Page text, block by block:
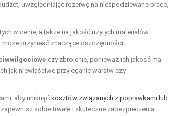
uwzględniając rezerwę na niespodziewane prace,
w cenie, a także na jakość użytych materiałów.
może przynieść znaczące oszczędności.
czy zbrojenie, ponieważ ich jakość ma
jak niewłaściwe przyleganie warstw czy
aby uniknąć kosztów związanych z poprawkami lub
sobie trwałe i skuteczne zabezpieczenia